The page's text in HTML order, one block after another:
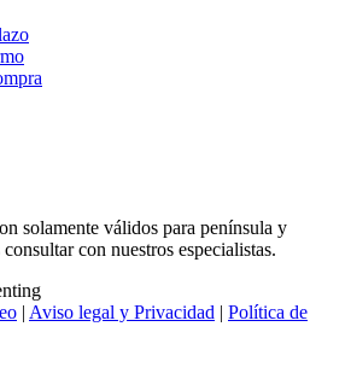
solamente válidos para península y
con nuestros especialistas.
| Aviso legal y Privacidad | Política de